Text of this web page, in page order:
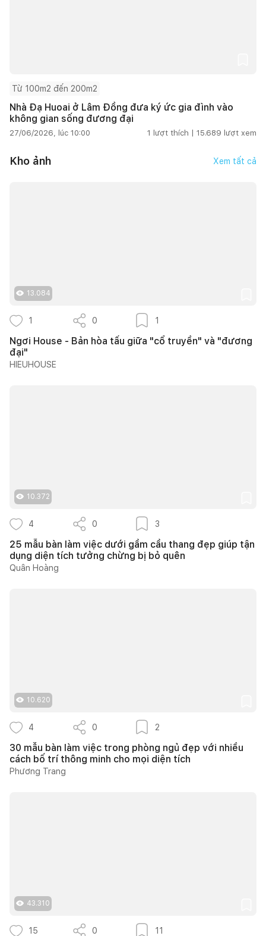
Từ 100m2 đến 200m2
Nhà Đạ Huoai ở Lâm Đồng đưa ký ức gia đình vào
không gian sống đương đại
27/06/2026, lúc 10:00 1 lượt thích | 15.689 lượt xem
Kho ảnh Xem tất cả
13.084
1 0 1
Ngơi House - Bản hòa tấu giữa "cổ truyền" và "đương
đại"
HIEUHOUSE
10.372
4 0 3
25 mẫu bàn làm việc dưới gầm cầu thang đẹp giúp tận
dụng diện tích tưởng chừng bị bỏ quên
Quân Hoàng
10.620
4 0 2
30 mẫu bàn làm việc trong phòng ngủ đẹp với nhiều
cách bố trí thông minh cho mọi diện tích
Phương Trang
43.310
15 0 11